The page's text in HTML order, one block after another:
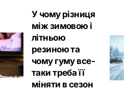
У чому різниця
між зимовою і
літньою
резиною та
чому гуму все-
таки треба її
міняти в сезон